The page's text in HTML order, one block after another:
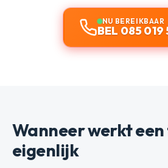
NU BEREIKBAAR
BEL 085 019
Wanneer werkt
eigenlijk